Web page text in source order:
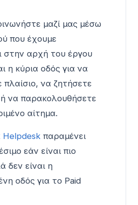
μαζί μας μέσω
που έχουμε
στην αρχή του έργου
η κύρια οδός για να
πλαίσιο, να ζητήσετε
να παρακολουθήσετε
αίτημα.
παραμένει
εάν είναι πιο
δεν είναι η
οδός για το Paid